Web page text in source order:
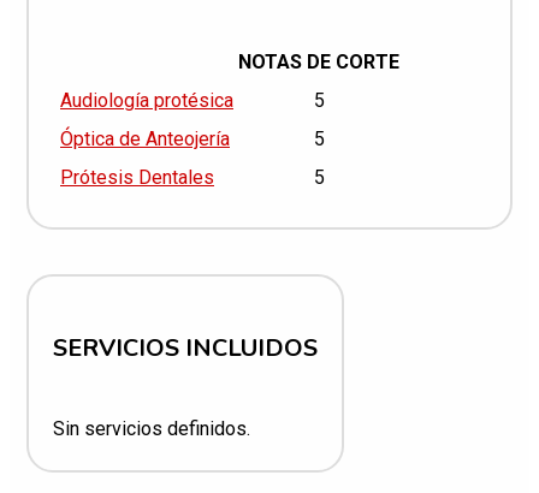
NOTAS DE CORTE
Audiología protésica
5
Óptica de Anteojería
5
Prótesis Dentales
5
SERVICIOS INCLUIDOS
Sin servicios definidos.